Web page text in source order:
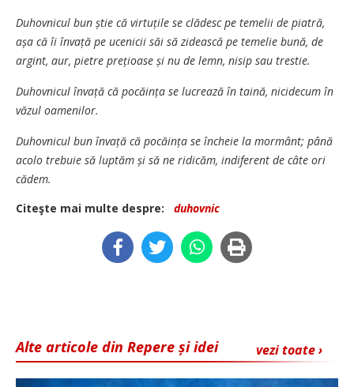
Duhovnicul bun știe că virtuțile se clădesc pe temelii de piatră,
așa că îi învață pe ucenicii săi să zidească pe temelie bună, de
argint, aur, pietre prețioase și nu de lemn, nisip sau trestie.
Duhovnicul învață că pocăința se lucrează în taină, nicidecum în
văzul oamenilor.
Duhovnicul bun învață că pocăința se încheie la mormânt; până
acolo trebuie să luptăm și să ne ridicăm, indiferent de câte ori
cădem.
Citeşte mai multe despre:
duhovnic
vezi toate ›
Alte articole din Repere și idei